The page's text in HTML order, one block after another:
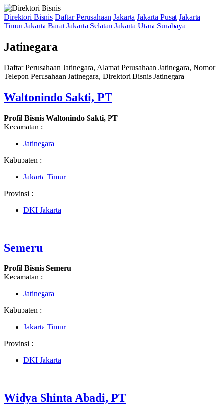
Direktori Bisnis Daftar Perusahaan Jakarta Jakarta Pusat Jakarta
Timur Jakarta Barat Jakarta Selatan Jakarta Utara Surabaya
Jatinegara
Daftar Perusahaan Jatinegara, Alamat Perusahaan Jatinegara, Nomor
Telepon Perusahaan Jatinegara, Direktori Bisnis Jatinegara
Waltonindo Sakti, PT
Profil Bisnis Waltonindo Sakti, PT
Kecamatan :
Jatinegara
Kabupaten :
Jakarta Timur
Provinsi :
DKI Jakarta
Semeru
Profil Bisnis Semeru
Kecamatan :
Jatinegara
Kabupaten :
Jakarta Timur
Provinsi :
DKI Jakarta
Widya Shinta Abadi, PT